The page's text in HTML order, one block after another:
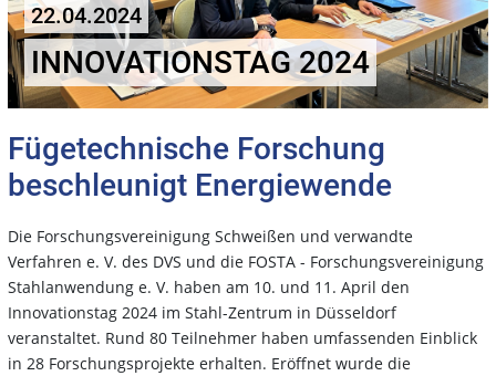
22.04.2024
INNOVATIONSTAG 2024
Fügetechnische Forschung
beschleunigt Energiewende
Die Forschungsvereinigung Schweißen und verwandte
Verfahren e. V. des DVS und die FOSTA - Forschungsvereinigung
Stahlanwendung e. V. haben am 10. und 11. April den
Innovationstag 2024 im Stahl-Zentrum in Düsseldorf
veranstaltet. Rund 80 Teilnehmer haben umfassenden Einblick
in 28 Forschungsprojekte erhalten. Eröffnet wurde die